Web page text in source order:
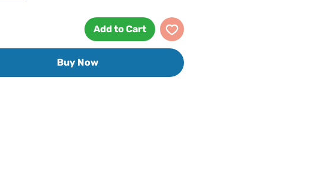
Add to Cart
Buy Now